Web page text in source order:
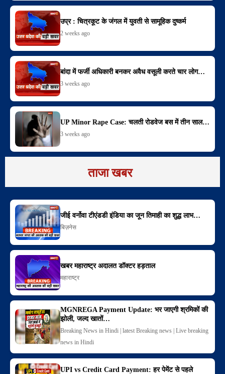
उप्र : चित्रकूट के जंगल में युवती से सामूहिक दुष्कर्म
2 weeks ago
बांदा में फर्जी अधिकारी बनकर अवैध वसूली करते चार लोग…
3 weeks ago
UP Minor Rape Case: चलती रोडवेज बस में तीन साल…
3 weeks ago
ताजा खबर
जीई वर्नोवा टीएंडडी इंडिया का जून तिमाही का शुद्ध लाभ…
बिज़नेस
खबर महाराष्ट्र अदालत डॉक्टर हड़ताल
महाराष्ट्र
MGNREGA Payment Update: भर जाएगी श्रमिकों की
झोली, जल्द खातों…
Breaking News in Hindi | latest Breaking news | Live breaking
news in Hindi
UPI vs Credit Card Payment: हर पेमेंट से पहले